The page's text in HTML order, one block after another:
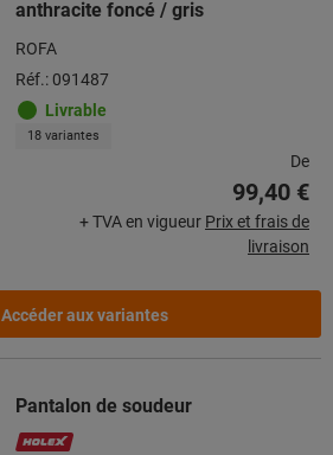
anthracite foncé / gris
ROFA
Réf.: 091487
Livrable
18 variantes
De
99,40 €
+ TVA en vigueur Prix et frais de
livraison
Accéder aux variantes
Pantalon de soudeur